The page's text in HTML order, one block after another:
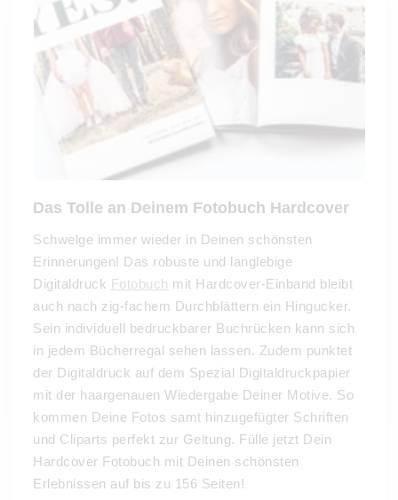
Das Tolle an Deinem Fotobuch Hardcover
Schwelge immer wieder in Deinen schönsten
Erinnerungen! Das robuste und langlebige
Digitaldruck Fotobuch mit Hardcover-Einband bleibt
auch nach zig-fachem Durchblättern ein Hingucker.
Sein individuell bedruckbarer Buchrücken kann sich
in jedem Bücherregal sehen lassen. Zudem punktet
der Digitaldruck auf dem Spezial Digitaldruckpapier
mit der haargenauen Wiedergabe Deiner Motive. So
kommen Deine Fotos samt hinzugefügter Schriften
und Cliparts perfekt zur Geltung. Fülle jetzt Dein
Hardcover Fotobuch mit Deinen schönsten
Erlebnissen auf bis zu 156 Seiten!